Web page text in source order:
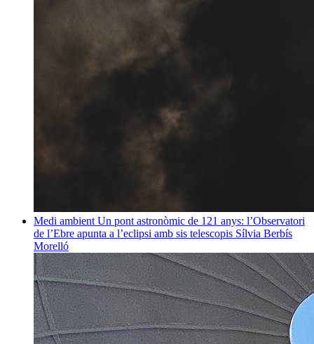
Medi ambient Un pont astronòmic de 121 anys: l’Observatori
de l’Ebre apunta a l’eclipsi amb sis telescopis Sílvia Berbís
Morelló